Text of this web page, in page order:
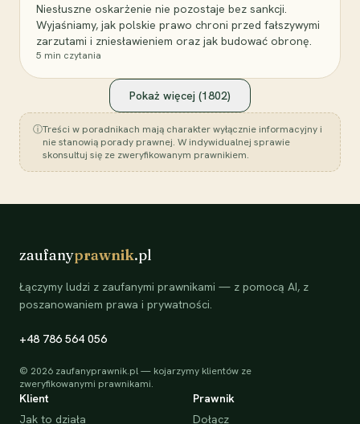
Niesłuszne oskarżenie nie pozostaje bez sankcji.
Wyjaśniamy, jak polskie prawo chroni przed fałszywymi
zarzutami i zniesławieniem oraz jak budować obronę.
5 min czytania
Pokaż więcej (1802)
ⓘTreści w poradnikach mają charakter wyłącznie informacyjny i
nie stanowią porady prawnej. W indywidualnej sprawie
skonsultuj się ze zweryfikowanym prawnikiem.
zaufanyprawnik.pl
Łączymy ludzi z zaufanymi prawnikami — z pomocą AI, z
poszanowaniem prawa i prywatności.
+48 786 564 056
© 2026 zaufanyprawnik.pl — kojarzymy klientów ze
zweryfikowanymi prawnikami.
Klient
Jak to działa
Prawnik
Dołącz